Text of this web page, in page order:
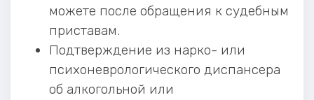
можете после обращения к судебным
приставам.
Подтверждение из нарко- или
психоневрологического диспансера
об алкогольной или